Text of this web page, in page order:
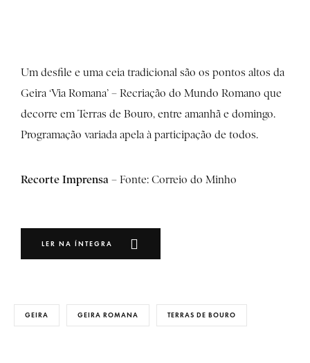
Um desfile e uma ceia tradicional são os pontos altos da
Geira ‘Via Romana’ – Recriação do Mundo Romano que
decorre em Terras de Bouro, entre amanhã e domingo.
Programação variada apela à participação de todos.
Recorte Imprensa – Fonte: Correio do Minho
LER NA ÍNTEGRA
GEIRA GEIRA ROMANA TERRAS DE BOURO